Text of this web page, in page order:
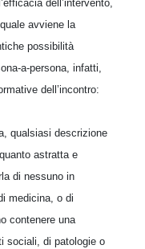
dell’intervento,
avviene la
possibilità
a-persona, infatti,
dell’incontro:
qualsiasi descrizione
astratta e
di nessuno in
medicina, o di
contenere una
sociali, di patologie o